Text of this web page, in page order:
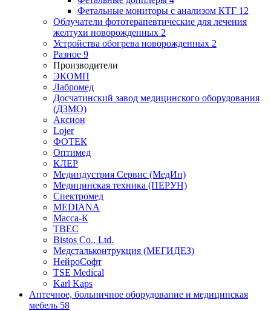
Фетальные мониторы с анализом КТГ 12
Облучатели фототерапевтические для лечения
желтухи новорожденных 2
Устройства обогрева новорожденных 2
Разное 9
Производители
ЭКОМП
Лабромед
Досчатинский завод медицинского оборудования
(ДЗМО)
Аксион
Lojer
ФОТЕК
Оптимед
КЛЕР
Мединдустрия Сервис (МедИн)
Медицинская техника (ПЕРУН)
Спектромед
MEDIANA
Масса-К
ТВЕС
Bistos Co., Ltd.
Медстальконтрукция (МЕГИДЕЗ)
НейроСофт
TSE Medical
Karl Kaps
Аптечное, больничное оборудование и медицинская
мебель 58